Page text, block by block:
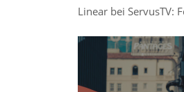
Linear bei ServusTV: